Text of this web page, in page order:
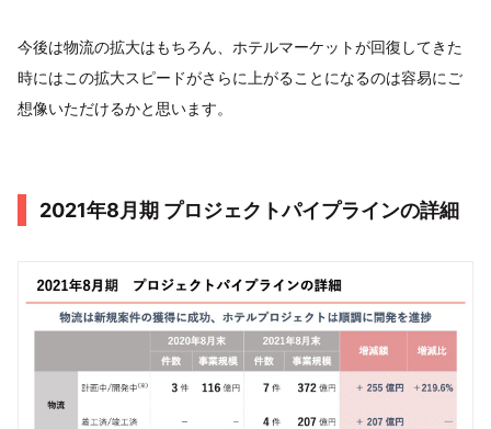
今後は物流の拡大はもちろん、ホテルマーケットが回復してきた
時にはこの拡大スピードがさらに上がることになるのは容易にご
想像いただけるかと思います。
2021年8⽉期 プロジェクトパイプラインの詳細